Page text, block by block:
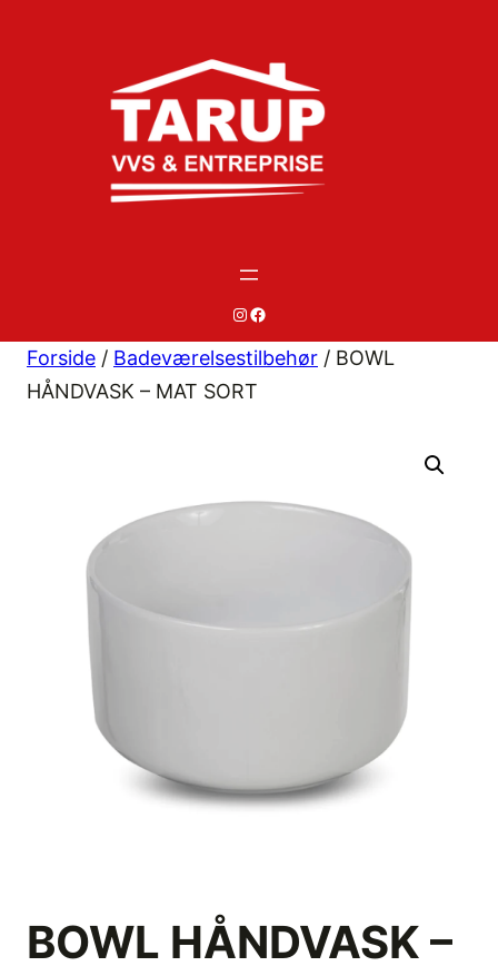
# #
Forside / Badeværelsestilbehør / BOWL
HÅNDVASK – MAT SORT
BOWL HÅNDVASK –